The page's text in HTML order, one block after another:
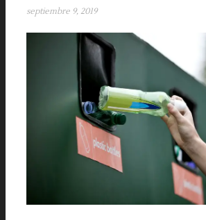
septiembre 9, 2019